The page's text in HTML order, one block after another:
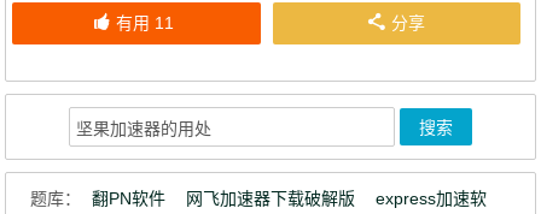
有用 11 分享
题库： 翻PN软件 网飞加速器下载破解版
express加速软